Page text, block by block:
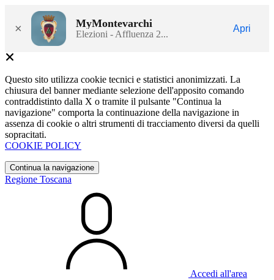
× MyMontevarchi
Elezioni - Affluenza 2...
Apri
Questo sito utilizza cookie tecnici e statistici anonimizzati. La
chiusura del banner mediante selezione dell'apposito comando
contraddistinto dalla X o tramite il pulsante "Continua la
navigazione" comporta la continuazione della navigazione in
assenza di cookie o altri strumenti di tracciamento diversi da quelli
sopracitati.
COOKIE POLICY
Continua la navigazione
Regione Toscana
Accedi all'area